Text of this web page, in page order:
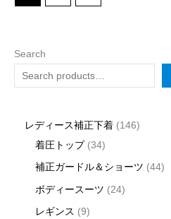
Search
レディース補正下着
146
着圧トップ 34
補正ガードル＆ショーツ
44
ボディースーツ
24
レギンス
9